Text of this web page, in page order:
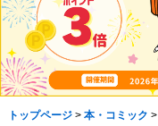
トップページ> 本・コミック >